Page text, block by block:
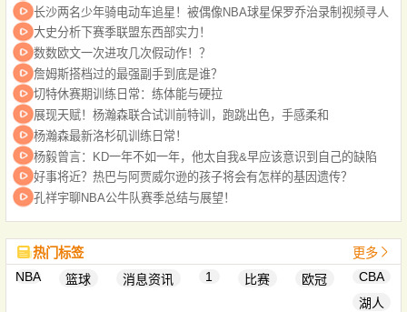
长沙两名少年骑电动车追星！被偶像NBA球星保罗乔治录制视频寻人
大史分析下赛季联盟东西部实力！
数数欧文一次进攻几次假动作！？
詹姆斯搭档过的最强副手到底是谁？
切特休赛期训练日常：练体能与硬拉
展现天赋！杨瀚森联合试训前特训，跑跳出色，手感柔和
杨瀚森最新洛杉矶训练日常！
杨毅曾言：KD一年不如一年，他太自我&早应该意识到自己的缺陷
好事将近？热巴与阿贾威尔逊的孩子将会有怎样的基因遗传？
孔祥宇聊NBA公牛队赛季总结与展望！
热门标签
更多
NBA
篮球 消息资讯 1 比赛 欧冠
CBA
湖人